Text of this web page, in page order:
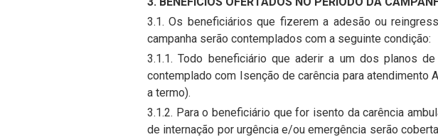
3.1. Os beneficiários que fizerem a adesão ou
campanha serão contemplados com a seguinte condição:
3.1.1. Todo beneficiário que aderir a um dos planos
contemplado com Isenção de carência para atendimento
a termo).
3.1.2. Para o beneficiário que for isento da carência
de internação por urgência e/ou emergência serão